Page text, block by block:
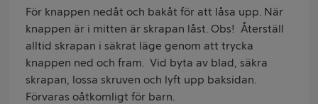
För knappen nedåt och bakåt för att låsa upp. När
knappen är i mitten är skrapan låst. Obs! Återställ
alltid skrapan i säkrat läge genom att trycka
knappen ned och fram. Vid byta av blad, säkra
skrapan, lossa skruven och lyft upp baksidan.
Förvaras oåtkomligt för barn.